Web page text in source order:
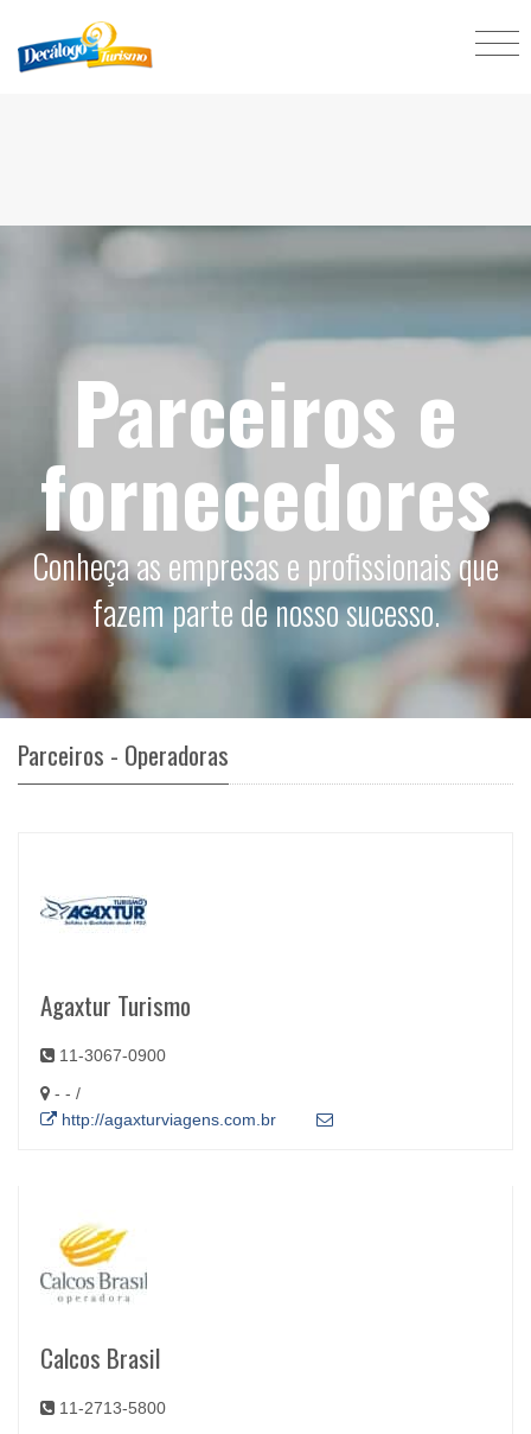
Parceiros e
fornecedores
Conheça as empresas e profissionais que
fazem parte de nosso sucesso.
Parceiros - Operadoras
Agaxtur Turismo
11-3067-0900
- - /
http://agaxturviagens.com.br
Calcos Brasil
11-2713-5800